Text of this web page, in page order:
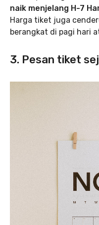
naik menjelang H-7
Harga tiket juga
berangkat di pagi hari
3. Pesan tiket